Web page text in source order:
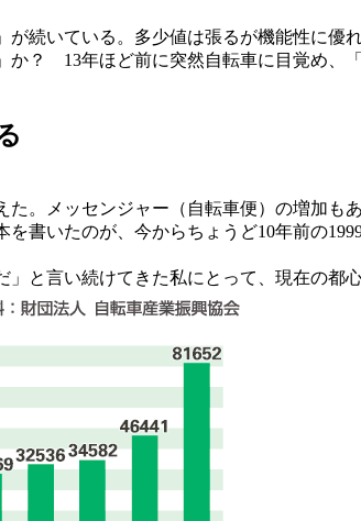
続いている。多少値は張るが機能性に優
？ 13年ほど前に突然自転車に目覚め、
。メッセンジャー（自転車便）の増加も
書いたのが、今からちょうど10年前の
と言い続けてきた私にとって、現在の都